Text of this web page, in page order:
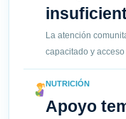
La atención
capacitado y
NUTRICIÓN
Apoyo